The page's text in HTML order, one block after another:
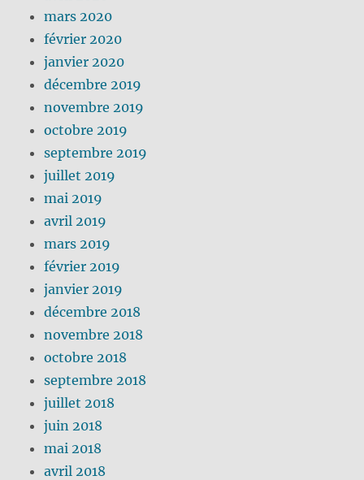
mars 2020
février 2020
janvier 2020
décembre 2019
novembre 2019
octobre 2019
septembre 2019
juillet 2019
mai 2019
avril 2019
mars 2019
février 2019
janvier 2019
décembre 2018
novembre 2018
octobre 2018
septembre 2018
juillet 2018
juin 2018
mai 2018
avril 2018